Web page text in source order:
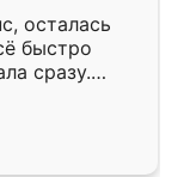
осталась
быстро
сразу.
к
Собрали
даже